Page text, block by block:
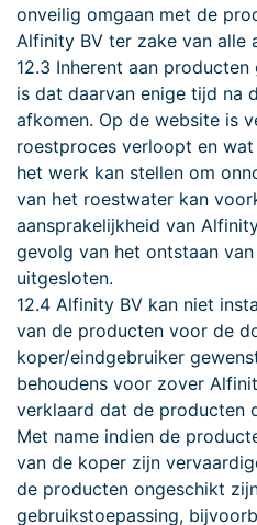
onveilig omgaan met de
Alfinity BV ter zake van alle
12.3 Inherent aan
is dat daarvan enige tijd na
afkomen. Op de website is
roestproces verloopt en
het werk kan stellen om
van het roestwater kan
aansprakelijkheid van
gevolg van het ontstaan
uitgesloten.
12.4 Alfinity BV kan niet
van de producten voor de
koper/eindgebruiker
behoudens voor zover
verklaard dat de producten
Met name indien de
van de koper zijn
de producten ongeschikt
gebruikstoepassing,